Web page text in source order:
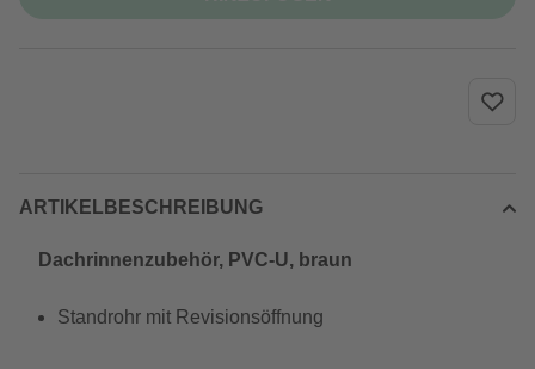
ARTIKELBESCHREIBUNG
Dachrinnenzubehör, PVC-U, braun
Standrohr mit Revisionsöffnung